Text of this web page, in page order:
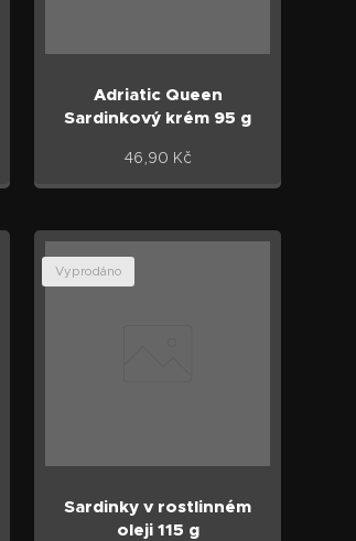
Adriatic Queen
Sardinkový krém 95 g
46,90 Kč
Sardinky v rostlinném
oleji 115 g
Vyprodáno